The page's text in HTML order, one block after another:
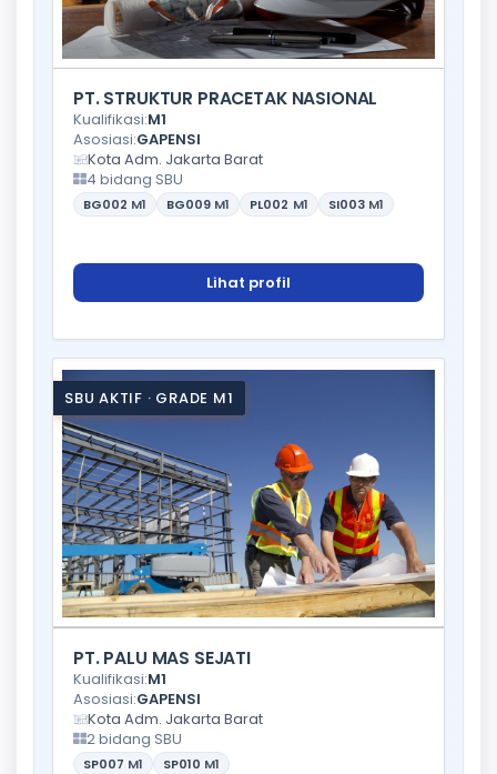
PT. STRUKTUR PRACETAK NASIONAL
Kualifikasi:M1
Asosiasi:GAPENSI
Kota Adm. Jakarta Barat
4 bidang SBU
BG002 M1 BG009 M1 PL002 M1 SI003 M1
Lihat profil
SBU AKTIF · GRADE M1
PT. PALU MAS SEJATI
Kualifikasi:M1
Asosiasi:GAPENSI
Kota Adm. Jakarta Barat
2 bidang SBU
SP007 M1 SP010 M1